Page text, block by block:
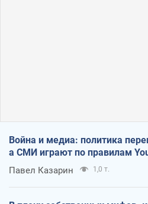
Война и медиа: политика
а СМИ играют по правилам
Павел Казарин 1,0 т.